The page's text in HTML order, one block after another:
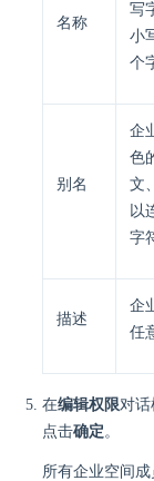
名称
写
小
个
别名
企
色
文
以
字
描述
企
任
在编辑权限对话
点击确定。
所有企业空间